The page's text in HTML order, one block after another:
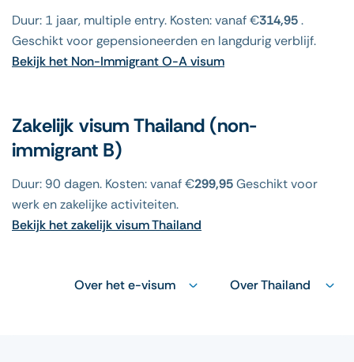
Duur: 1 jaar, multiple entry. Kosten: vanaf €314,95.
Geschikt voor gepensioneerden en langdurig verblijf.
Bekijk het Non-Immigrant O-A visum
Zakelijk visum Thailand (non-
immigrant B)
Duur: 90 dagen. Kosten: vanaf €299,95Geschikt voor
werk en zakelijke activiteiten.
Bekijk het zakelijk visum Thailand
Over het e-visum Over Thailand